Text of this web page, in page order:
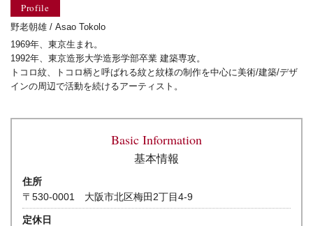
Profile
野老朝雄 / Asao Tokolo
1969年、東京生まれ。
1992年、東京造形大学造形学部卒業 建築専攻。
トコロ紋、トコロ柄と呼ばれる紋と紋様の制作を中心に美術/建築/デザ
インの周辺で活動を続けるアーティスト。
Basic Information
基本情報
住所
〒530-0001 大阪市北区梅田2丁目4-9
定休日